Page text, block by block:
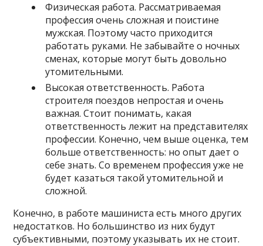
Физическая работа. Рассматриваемая
профессия очень сложная и поистине
мужская. Поэтому часто приходится
работать руками. Не забывайте о ночных
сменах, которые могут быть довольно
утомительными.
Высокая ответственность. Работа
строителя поездов непростая и очень
важная. Стоит понимать, какая
ответственность лежит на представителях
профессии. Конечно, чем выше оценка, тем
больше ответственность: но опыт дает о
себе знать. Со временем профессия уже не
будет казаться такой утомительной и
сложной.
Конечно, в работе машиниста есть много других
недостатков. Но большинство из них будут
субъективными, поэтому указывать их не стоит.